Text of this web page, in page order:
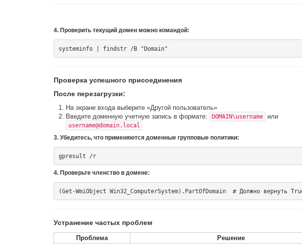
4. Проверить текущий домен можно командой:
Проверка успешного присоединения
После перезагрузки:
На экране входа выберите «Другой пользователь»
Введите доменную учетную запись в формате:
DOMAIN\username или
username@domain.local
3. Убедитесь, что применяются доменные групповые политики:
gpresult /r
4. Проверьте членство в домене:
Устранение частых проблем
Проблема
Решение